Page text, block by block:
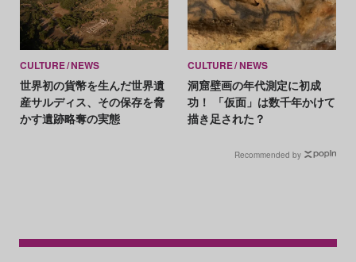
CULTURE NEWS
世界初の貨幣を生んだ世界遺
産サルディス、その保存を脅
かす遺跡略奪の実態
CULTURE NEWS
洞窟壁画の年代測定に初成
功！ 「仮面」は数千年かけて
描き足された？
Recommended by